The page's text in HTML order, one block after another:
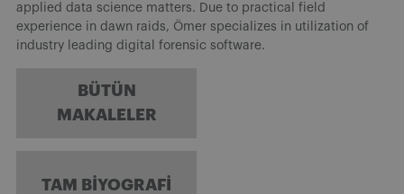
applied data science matters. Due to practical field
experience in dawn raids, Ömer specializes in utilization of
industry leading digital forensic software.
BÜTÜN
MAKALELER
TAM BIYOGRAFI